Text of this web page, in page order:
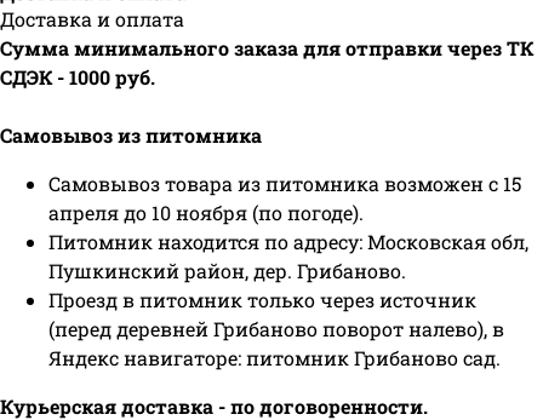
Доставка и оплата
Сумма минимального заказа для отправки через ТК
СДЭК - 1000 руб.
Самовывоз из питомника
Самовывоз товара из питомника возможен с 15
апреля до 10 ноября (по погоде).
Питомник находится по адресу: Московская обл,
Пушкинский район, дер. Грибаново.
Проезд в питомник только через источник
(перед деревней Грибаново поворот налево), в
Яндекс навигаторе: питомник Грибаново сад.
Курьерская доставка - по договоренности.